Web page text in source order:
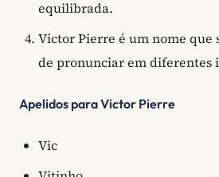
equilibrada.
Victor Pierre é um nome que
de pronunciar em diferentes
Apelidos para Victor Pierre
Vic